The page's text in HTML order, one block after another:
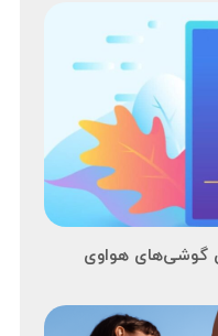
گوشی‌های هواوی